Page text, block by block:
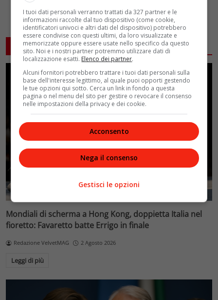
ARTICOLI CORRELATI
Mondiali di scherma a Hong Kong, doppietta Italia nel
fioretto: Favaretto batte Errigo in finale
Redazione VelvetMAG 2 Agosto 2026
Leggi di più
I tuoi dati personali verranno trattati da 327 partner e le
informazioni raccolte dal tuo dispositivo (come cookie,
identificatori univoci e altri dati del dispositivo) potrebbero
essere condivise con questi ultimi, da loro visualizzate e
memorizzate oppure essere usate nello specifico da questo
sito. Noi e i nostri partner potremmo utilizzare dati di
localizzazione esatti. Elenco dei partner.
Alcuni fornitori potrebbero trattare i tuoi dati personali sulla
base dell'interesse legittimo, al quale puoi opporti gestendo
le tue opzioni qui sotto. Cerca un link in fondo a questa
pagina o nel menu del sito per gestire o revocare il consenso
nelle impostazioni della privacy e dei cookie.
Acconsento
Nega il consenso
Gestisci le opzioni